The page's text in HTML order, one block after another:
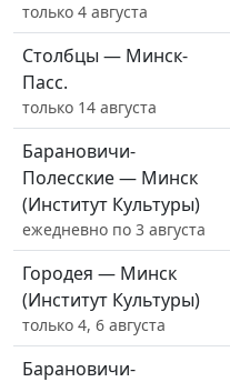
только 4 августа
Столбцы — Минск-
Пасс.
только 14 августа
Барановичи-
Полесские — Минск
(Институт Культуры)
ежедневно по 3 августа
Городея — Минск
(Институт Культуры)
только 4, 6 августа
Барановичи-